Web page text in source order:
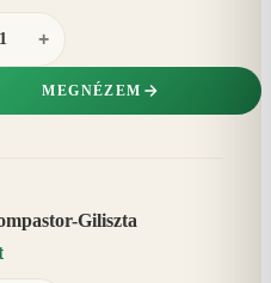
+
MEGNÉZEM
Giliszta